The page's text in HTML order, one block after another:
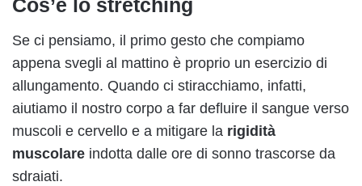
Se ci pensiamo, il primo gesto che compiamo
appena svegli al mattino è proprio un esercizio di
allungamento. Quando ci stiracchiamo, infatti,
aiutiamo il nostro corpo a far defluire il sangue verso
muscoli e cervello e a mitigare la rigidità
muscolare indotta dalle ore di sonno trascorse da
sdraiati.